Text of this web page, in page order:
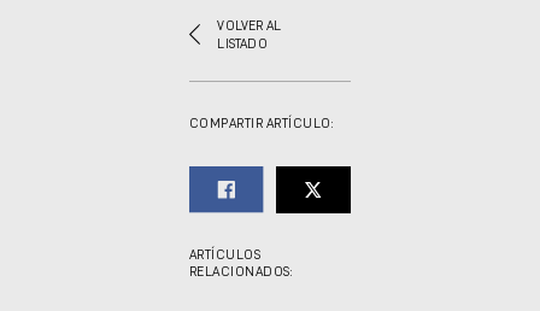
VOLVER AL
LISTADO
COMPARTIR ARTÍCULO:
ARTÍCULOS
RELACIONADOS: